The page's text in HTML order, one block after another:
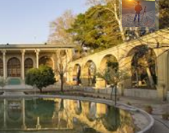
مهدی مخلصیان